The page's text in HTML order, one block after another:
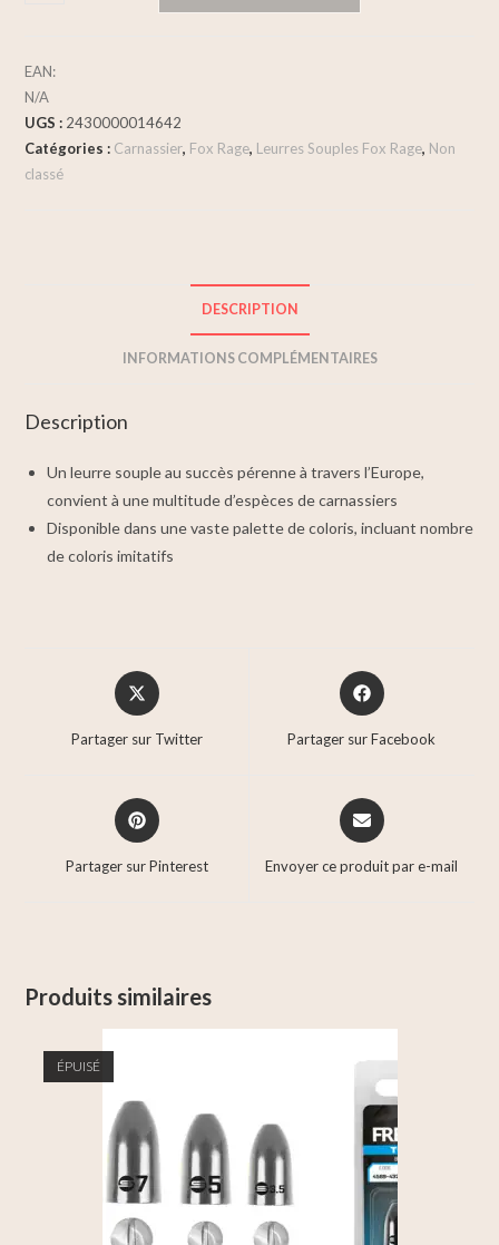
EAN:
N/A
UGS : 2430000014642
Catégories : Carnassier, Fox Rage, Leurres Souples Fox Rage, Non
classé
DESCRIPTION
INFORMATIONS COMPLÉMENTAIRES
Description
Un leurre souple au succès pérenne à travers l’Europe,
convient à une multitude d’espèces de carnassiers
Disponible dans une vaste palette de coloris, incluant nombre
de coloris imitatifs
Partager sur Twitter Partager sur Facebook
Partager sur Pinterest Envoyer ce produit par e-mail
Produits similaires
ÉPUISÉ